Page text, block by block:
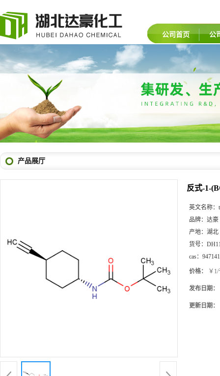
公司首页 公
产品展厅
反式-1-
英文名称：
品牌： 达豪
产地： 湖北
货号：
cas：
价格： ￥
发布日期：
更新日期：